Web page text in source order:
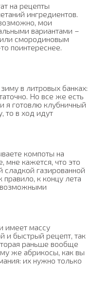
на рецепты
ингредиентов.
мои
вариантами –
смородиновым
поинтереснее.
в литровых банках:
Но все же есть
я готовлю клубничный
то в ход идут
компоты на
мне кажется, что это
сладкой газированной
к концу лета
имеет массу
и быстрый рецепт, так
раньше вообще
же абрикосы, как вы
их нужно только